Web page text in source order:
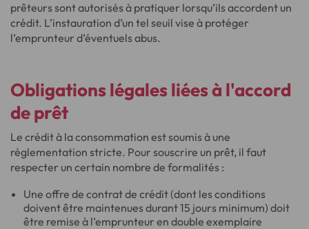
prêteurs sont autorisés à pratiquer lorsqu’ils accordent un
crédit. L’instauration d’un tel seuil vise à protéger
l’emprunteur d’éventuels abus.
Obligations légales liées à l'accord
de prêt
Le crédit à la consommation est soumis à une
réglementation stricte. Pour souscrire un prêt, il faut
respecter un certain nombre de formalités :
Une offre de contrat de crédit (dont les conditions
doivent être maintenues durant 15 jours minimum) doit
être remise à l’emprunteur en double exemplaire